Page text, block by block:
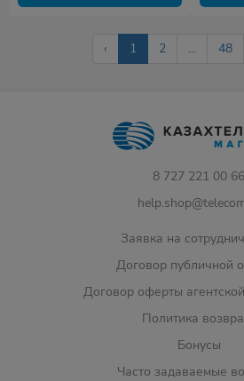
‹ 1 2 ... 48
8 727 221 00 66
Заявка на
Договор публичной
Договор оферты
Политика
Бонусы
Часто задаваемые